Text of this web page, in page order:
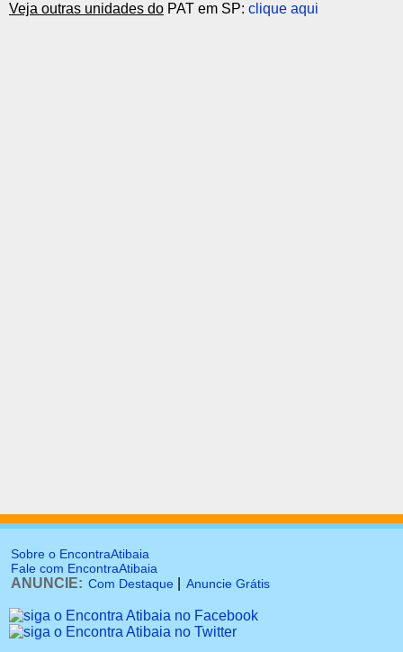
Veja outras unidades do PAT em SP: clique aqui
Sobre o EncontraAtibaia
Fale com EncontraAtibaia
ANUNCIE: Com Destaque Anuncie Grátis